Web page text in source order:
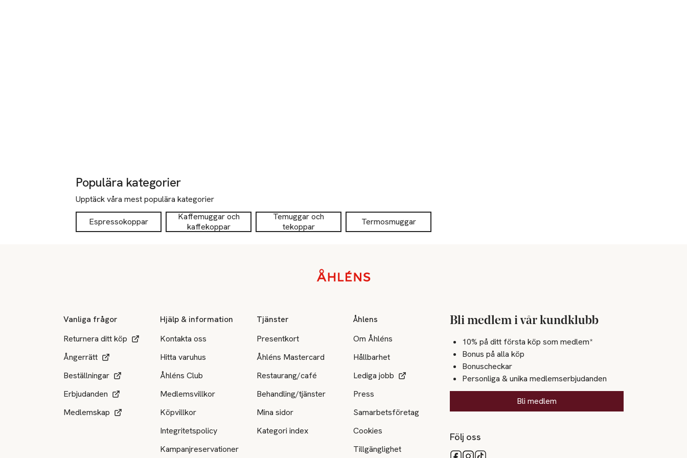
Populära kategorier
Upptäck våra mest populära kategorier
Espressokoppar
Kaffemuggar och
kaffekoppar
Temuggar och
tekoppar
Termosmuggar
Vanliga frågor
Returnera ditt köp
Ångerrätt
Beställningar
Erbjudanden
Medlemskap
Hjälp & information
Kontakta oss
Hitta varuhus
Åhléns Club
Medlemsvillkor
Köpvillkor
Integritetspolicy
Kampanjreservationer
Tjänster
Presentkort
Åhléns Mastercard
Restaurang/café
Behandling/tjänster
Mina sidor
Kategori index
Åhlens
Om Åhléns
Hållbarhet
Lediga jobb
Press
Samarbetsföretag
Cookies
Tillgänglighet
Bli medlem i vår kundklubb
10% på ditt första köp som medlem*
Bonus på alla köp
Bonuscheckar
Personliga & unika medlemserbjudanden
Bli medlem
Följ oss